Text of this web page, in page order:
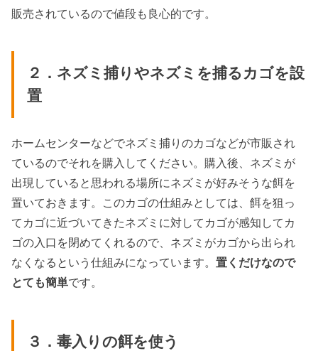
販売されているので値段も良心的です。
２．ネズミ捕りやネズミを捕るカゴを設
置
ホームセンターなどでネズミ捕りのカゴなどが市販され
ているのでそれを購入してください。購入後、ネズミが
出現していると思われる場所にネズミが好みそうな餌を
置いておきます。このカゴの仕組みとしては、餌を狙っ
てカゴに近づいてきたネズミに対してカゴが感知してカ
ゴの入口を閉めてくれるので、ネズミがカゴから出られ
なくなるという仕組みになっています。置くだけなので
とても簡単です。
３．毒入りの餌を使う